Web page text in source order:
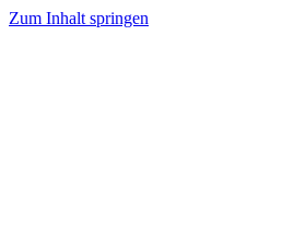
Zum Inhalt springen